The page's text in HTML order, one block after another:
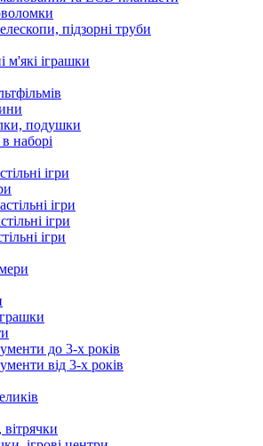
підзорні труби
м'які іграшки
подушки
наборі
ігри
ігри
ігри
ігри
до 3-х років
від 3-х років
вітрячки